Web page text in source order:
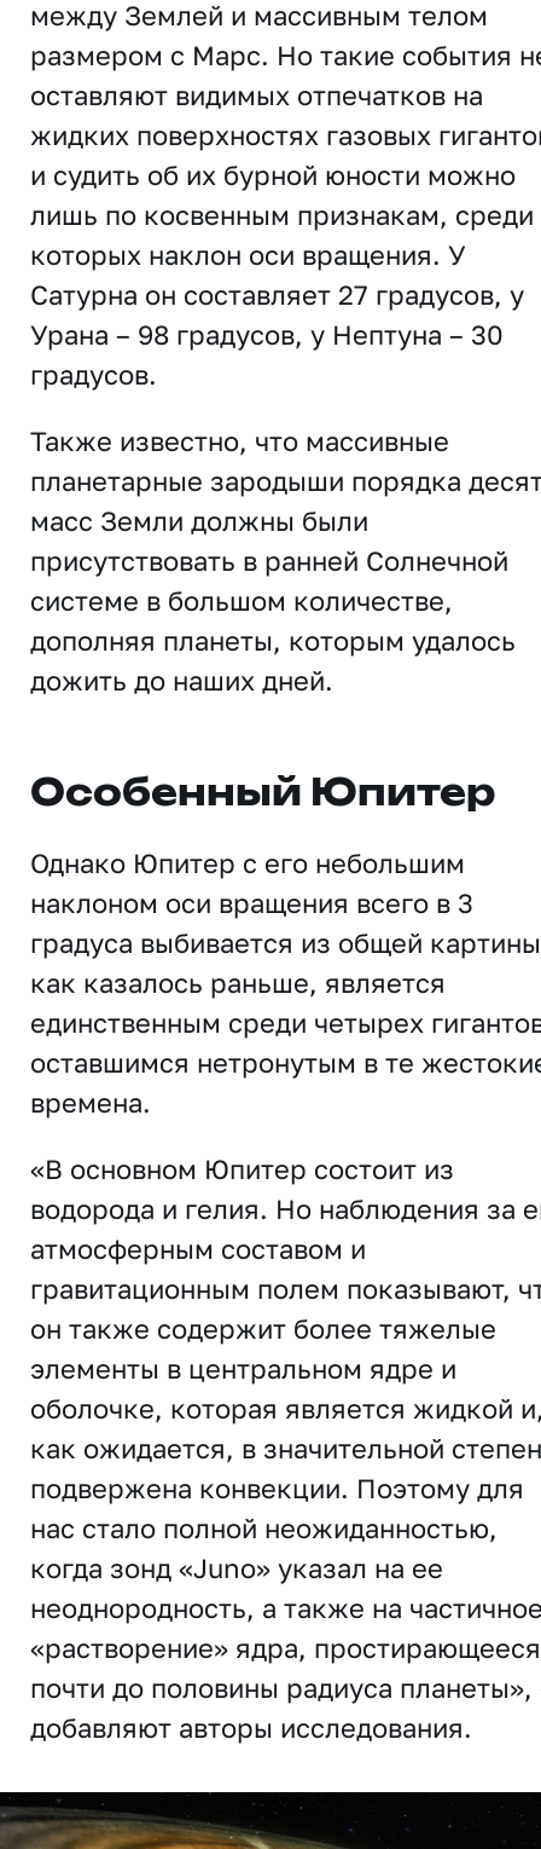
между Землей и массивным телом
размером с Марс. Но такие события
оставляют видимых отпечатков на
жидких поверхностях газовых
и судить об их бурной юности можно
лишь по косвенным признакам, среди
которых наклон оси вращения. У
Сатурна он составляет 27 градусов, у
Урана – 98 градусов, у Нептуна – 30
градусов.
Также известно, что массивные
планетарные зародыши порядка
масс Земли должны были
присутствовать в ранней Солнечной
системе в большом количестве,
дополняя планеты, которым удалось
дожить до наших дней.
Особенный Юпитер
Однако Юпитер с его небольшим
наклоном оси вращения всего в 3
градуса выбивается из общей
как казалось раньше, является
единственным среди четырех
оставшимся нетронутым в те
времена.
«В основном Юпитер состоит из
водорода и гелия. Но наблюдения за
атмосферным составом и
гравитационным полем показывают,
он также содержит более тяжелые
элементы в центральном ядре и
оболочке, которая является жидкой
как ожидается, в значительной
подвержена конвекции. Поэтому для
нас стало полной неожиданностью,
когда зонд «Juno» указал на ее
неоднородность, а также на
«растворение» ядра, простирающееся
почти до половины радиуса планеты»,
добавляют авторы исследования.